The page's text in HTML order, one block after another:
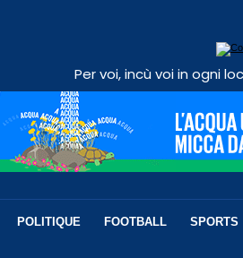
Per voi, incù voi in ogni
POLITIQUE FOOTBALL SPORTS